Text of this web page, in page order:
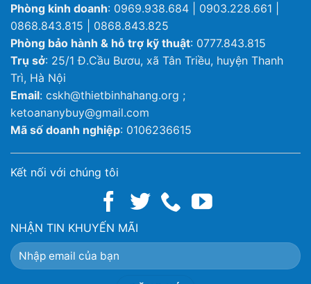
Phòng kinh doanh: 0969.938.684 | 0903.228.661 |
0868.843.815 | 0868.843.825
Phòng bảo hành & hỗ trợ kỹ thuật: 0777.843.815
Trụ sở: 25/1 Đ.Cầu Bươu, xã Tân Triều, huyện Thanh
Trì, Hà Nội
Email: cskh@thietbinhahang.org ;
ketoananybuy@gmail.com
Mã số doanh nghiệp: 0106236615
Kết nối với chúng tôi
NHẬN TIN KHUYẾN MÃI